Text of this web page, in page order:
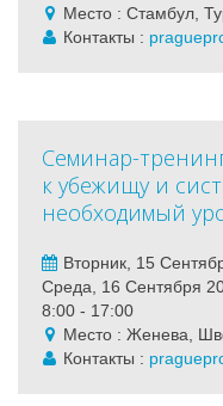
Место : Стамбул,
Контакты :
Cеминар-
к убежищу и
необходимый
Вторник, 15
Среда, 16 Сентября
8:00 - 17:00
Место : Женева,
Контакты :